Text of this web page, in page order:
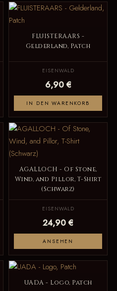
FLUISTERAARS -
Gelderland, Patch
EISENWALD
6,90 €
IN DEN WARENKORB
AGALLOCH - Of Stone,
Wind, and Pillor, T-Shirt
(Schwarz)
EISENWALD
24,90 €
ANSEHEN
UADA - Logo, Patch